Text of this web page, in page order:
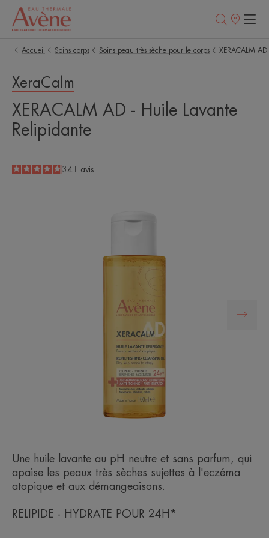
Points
Accueil
Soins corps Soins peau très sèche pour le corps XERACALM
XeraCalm
XERACALM AD - Huile Lavante
Relipidante
4.8
/
5
341 avis
Une huile lavante au pH neutre et sans parfum, qui
apaise les peaux très sèches sujettes à l'eczéma
atopique et aux démangeaisons.
RELIPIDE - HYDRATE POUR 24H*